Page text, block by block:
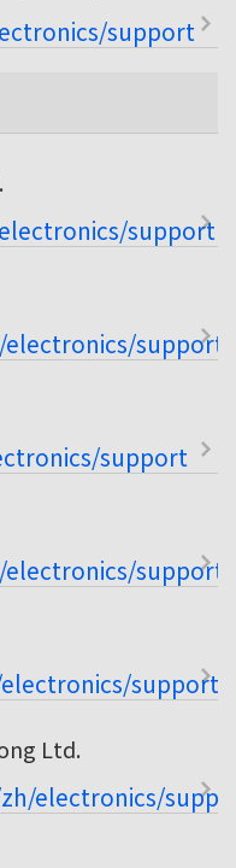
support
support
support
support
support
support
Ltd.
electronics/